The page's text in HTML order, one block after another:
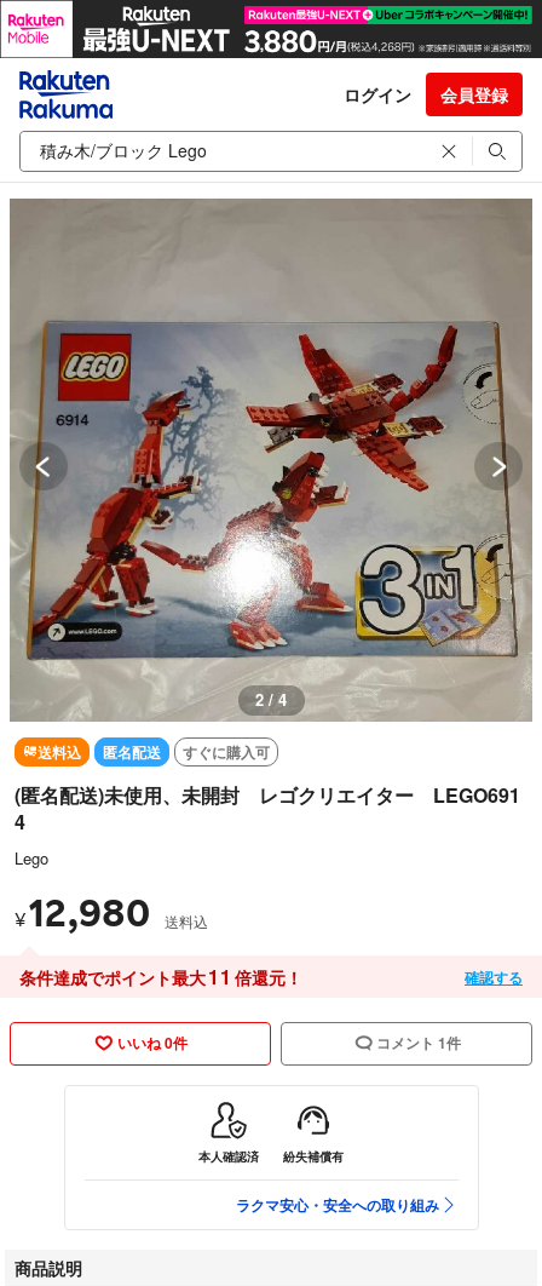
ログイン 会員登録
3 / 4
送料込 匿名配送 すぐに購入可
(匿名配送)未使用、未開封 レゴクリエイター LEGO691
4
Lego
¥12,980 送料込
条件達成でポイント最大11 倍還元！ 確認する
いいね 0件 コメント 1件
本人確認済 紛失補償有
ラクマ安心・安全への取り組み
商品説明